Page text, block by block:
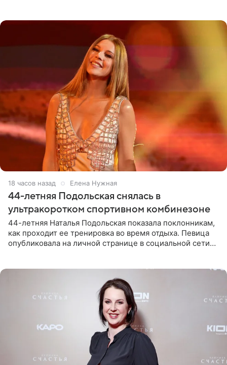
18 часов назад Елена Нужная
44-летняя Подольская снялась в
ультракоротком спортивном комбинезоне
44-летняя Наталья Подольская показала поклонникам,
как проходит ее тренировка во время отдыха. Певица
опубликовала на личной странице в социальной сети